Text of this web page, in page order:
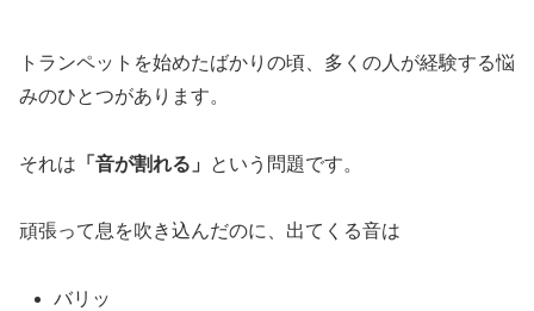
トランペットを始めたばかりの頃、多くの人が経験する悩
みのひとつがあります。
それは 「音が割れる」 という問題です。
頑張って息を吹き込んだのに、出てくる音は
バリッ